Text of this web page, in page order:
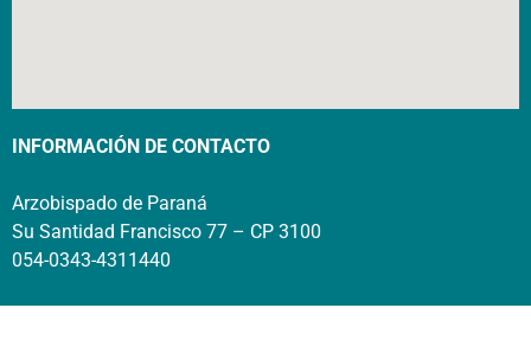
INFORMACIÓN DE CONTACTO
Arzobispado de Paraná
Su Santidad Francisco 77 – CP 3100
054-0343-4311440